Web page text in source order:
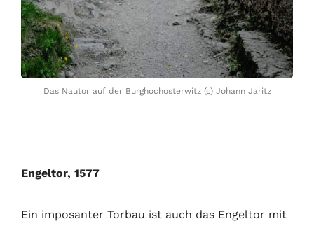
Das Nautor auf der Burghochosterwitz (c) Johann Jaritz
Engeltor, 1577
Ein imposanter Torbau ist auch das Engeltor mit